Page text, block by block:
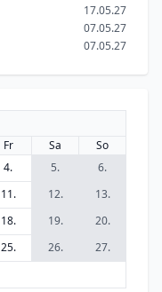
17.05.27
07.05.27
07.05.27
Fr Sa
So
4. 5.
6.
11. 12.
13.
18. 19.
20.
25. 26.
27.